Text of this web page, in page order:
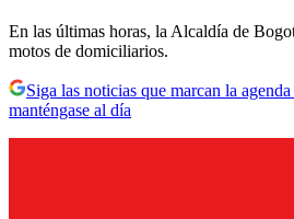
En las últimas horas, la Alcaldía de
motos de domiciliarios.
Siga las noticias que marcan la
manténgase al día